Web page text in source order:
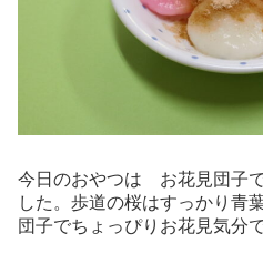
今日のおやつは お花見団子
した。歩道の桜はすっかり青
団子でちょっぴりお花見気分で